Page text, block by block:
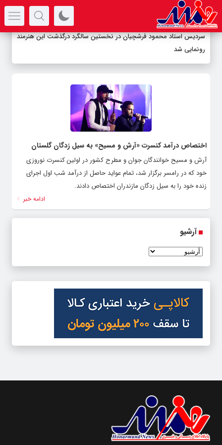
سردیس استاد محمود فرشچیان در نخستین سالگرد درگذشت این هنرمند
رونمایی شد
اختصاص درآمد کنسرت «آرش و مسیح» به سیل زدگان گلستان
آرش و مسیح خوانندگان جوان و مطرح کشور در اولین کنسرت نوروزی
خود که در رامسر برگزار شد، تمام عواید حاصل از درآمد شب اول اجرای
زنده خود را به سیل زدگان مازندران اختصاص دادند.
ادامه خبر
آرشیو